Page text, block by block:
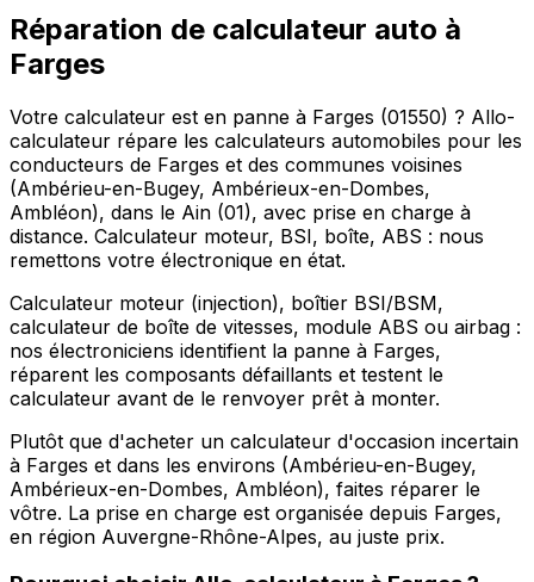
Réparation de calculateur auto à
Farges
Votre calculateur est en panne à Farges (01550) ? Allo-
calculateur répare les calculateurs automobiles pour les
conducteurs de Farges et des communes voisines
(Ambérieu-en-Bugey, Ambérieux-en-Dombes,
Ambléon), dans le Ain (01), avec prise en charge à
distance. Calculateur moteur, BSI, boîte, ABS : nous
remettons votre électronique en état.
Calculateur moteur (injection), boîtier BSI/BSM,
calculateur de boîte de vitesses, module ABS ou airbag :
nos électroniciens identifient la panne à Farges,
réparent les composants défaillants et testent le
calculateur avant de le renvoyer prêt à monter.
Plutôt que d'acheter un calculateur d'occasion incertain
à Farges et dans les environs (Ambérieu-en-Bugey,
Ambérieux-en-Dombes, Ambléon), faites réparer le
vôtre. La prise en charge est organisée depuis Farges,
en région Auvergne-Rhône-Alpes, au juste prix.